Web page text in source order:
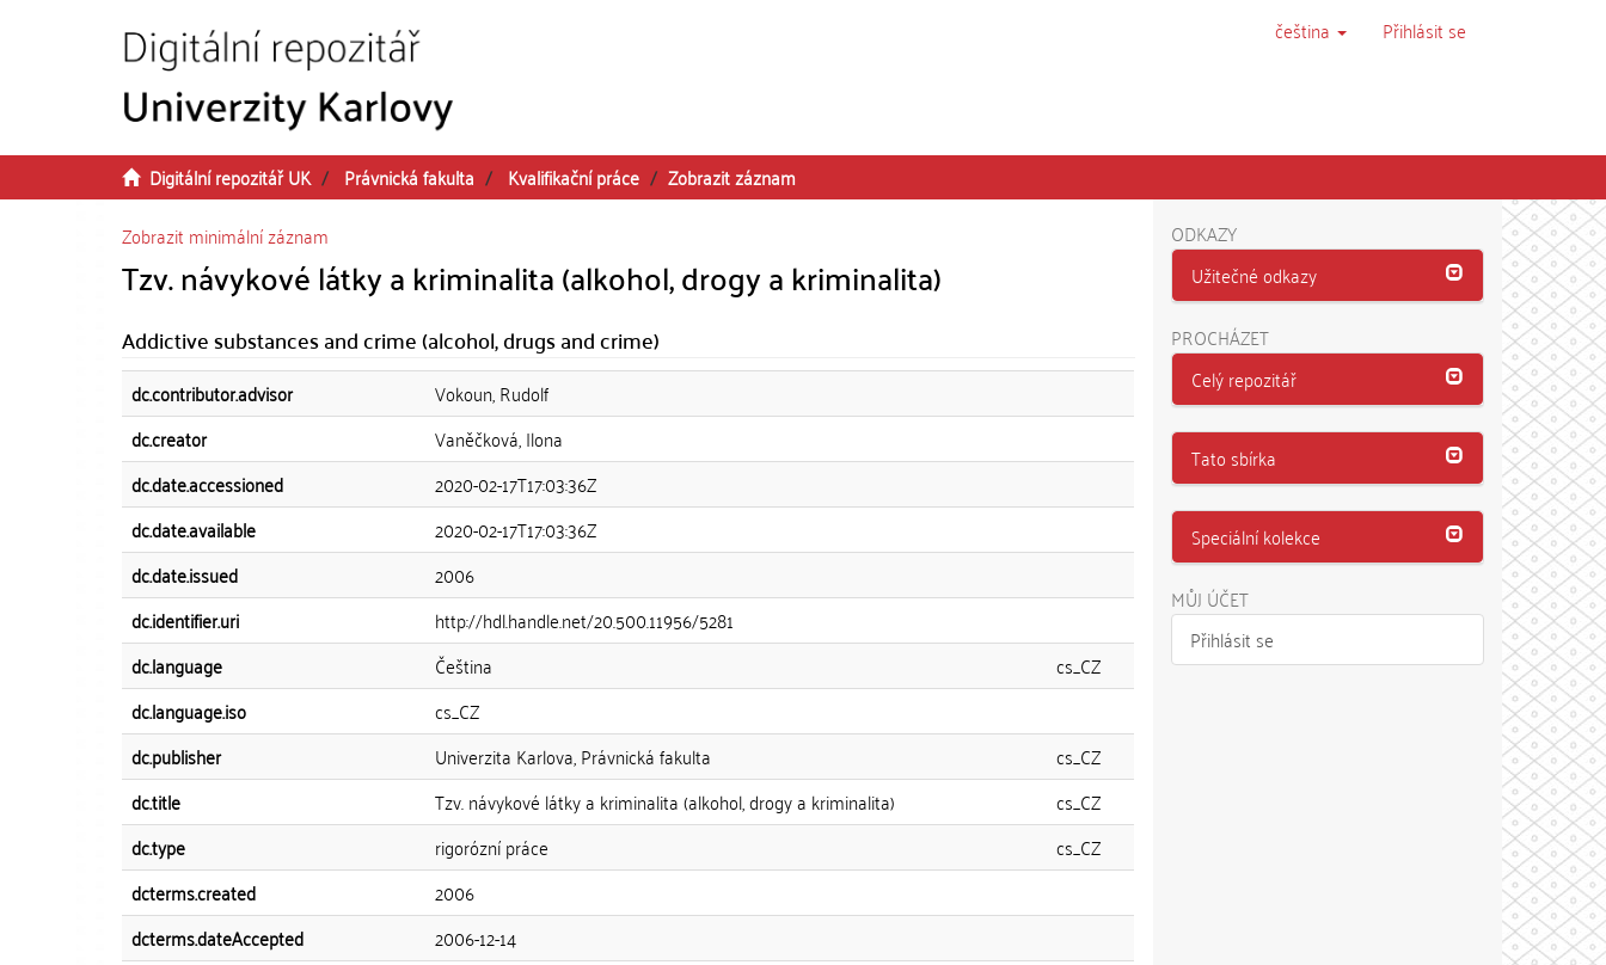
čeština Přihlásit se
Digitální repozitář UK Právnická fakulta Kvalifikační práce
Zobrazit záznam
Zobrazit minimální záznam
Tzv. návykové látky a kriminalita (alkohol, drogy a kriminalita)
Addictive substances and crime (alcohol, drugs and crime)
dc.contributor.advisor
Vokoun, Rudolf
dc.creator
Vaněčková, Ilona
dc.date.accessioned
2020-02-17T17:03:36Z
dc.date.available
2020-02-17T17:03:36Z
dc.date.issued
2006
dc.identifier.uri
http://hdl.handle.net/20.500.11956/5281
dc.language
Čeština
cs_CZ
dc.language.iso
cs_CZ
dc.publisher
Univerzita Karlova, Právnická fakulta
cs_CZ
dc.title
Tzv. návykové látky a kriminalita (alkohol, drogy a kriminalita)
cs_CZ
dc.type
rigorózní práce
cs_CZ
dcterms.created
2006
dcterms.dateAccepted
2006-12-14
ODKAZY
Užitečné odkazy
PROCHÁZET
Celý repozitář
Tato sbírka
Speciální kolekce
MŮJ ÚČET
Přihlásit se